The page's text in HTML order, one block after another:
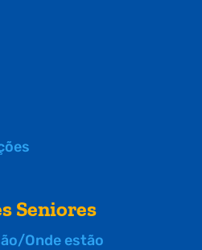
Seniores
Onde estão